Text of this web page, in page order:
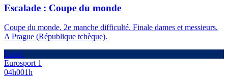
Escalade : Coupe du monde
Coupe du monde. 2e manche difficulté. Finale dames et messieurs.
A Prague (République tchèque).
Euro1
Eurosport 1
04h001h